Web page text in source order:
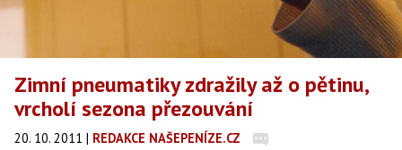
Zimní pneumatiky zdražily až o pětinu,
vrcholí sezona přezouvání
20. 10. 2011 | REDAKCE NAŠEPENÍZE.CZ